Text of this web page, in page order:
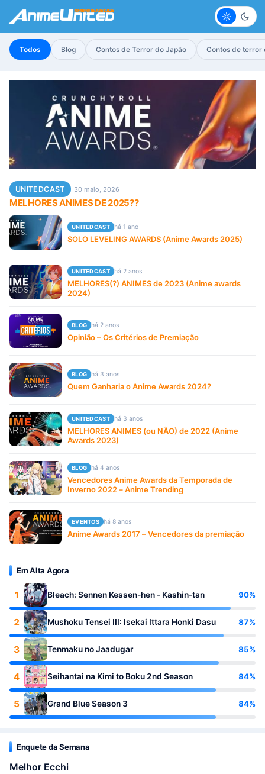
Claro
Todos Blog Contos de Terror do Japão Contos de terror
UNITEDCAST 30 maio, 2026
MELHORES ANIMES DE 2025??
UNITEDCAST há 1 ano
SOLO LEVELING AWARDS (Anime Awards 2025)
UNITEDCAST há 2 anos
MELHORES(?) ANIMES de 2023 (Anime awards
2024)
BLOG há 2 anos
Opinião – Os Critérios de Premiação
BLOG há 3 anos
Quem Ganharia o Anime Awards 2024?
UNITEDCAST há 3 anos
MELHORES ANIMES (ou NÃO) de 2022 (Anime
Awards 2023)
BLOG há 4 anos
Vencedores Anime Awards da Temporada de
Inverno 2022 – Anime Trending
EVENTOS há 8 anos
Anime Awards 2017 – Vencedores da premiação
Em Alta Agora
1 Bleach: Sennen Kessen-hen - Kashin-tan 90%
2 Mushoku Tensei III: Isekai Ittara Honki Dasu 87%
3 Tenmaku no Jaadugar 85%
4 Seihantai na Kimi to Boku 2nd Season 84%
5 Grand Blue Season 3 84%
Enquete da Semana
Melhor Ecchi